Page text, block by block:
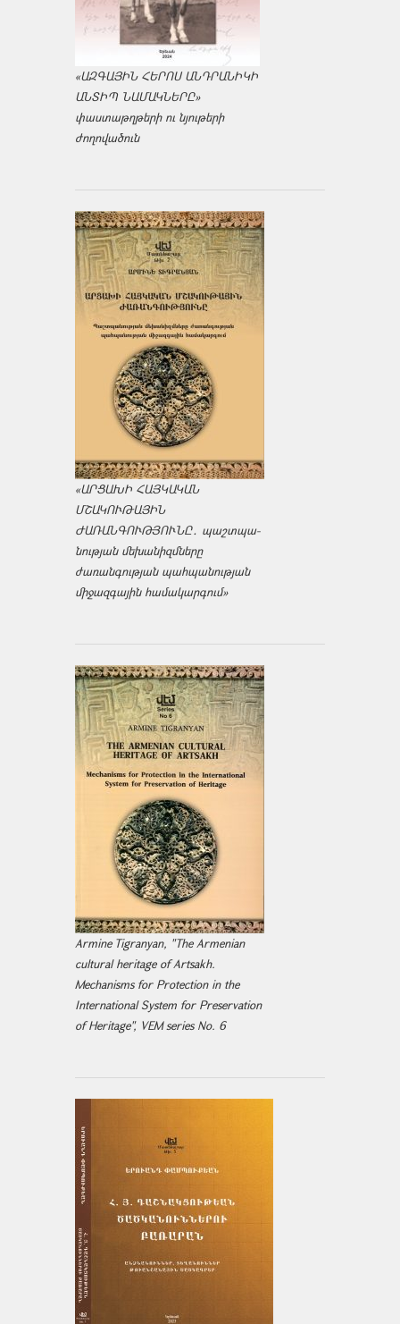
«ԱԶԳԱՅԻՆ ՀԵՐՈՍ ԱՆԴՐԱՆԻԿԻ
ԱՆՏԻՊ ՆԱՄԱԿՆԵՐԸ»
փաստաթղթերի ու նյութերի
ժողովածուն
«ԱՐՑԱԽԻ ՀԱՅԿԱԿԱՆ
ՄՇԱԿՈՒԹԱՅԻՆ
ԺԱՌԱՆԳՈՒԹՅՈՒՆԸ․ պաշտպա­
նության մեխանիզմները
ժառանգության պահպանության
միջազ­գային համակարգում»
Armine Tigranyan, "The Armenian
cultural heritage of Artsakh.
Mechanisms for Protection in the
International System for Preservation
of Heritage", VEM series No. 6